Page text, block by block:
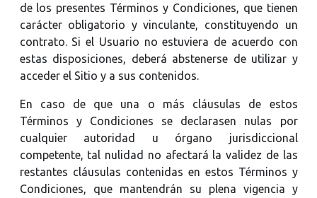
de los presentes Términos y Condiciones, que tienen
carácter obligatorio y vinculante, constituyendo un
contrato. Si el Usuario no estuviera de acuerdo con
estas disposiciones, deberá abstenerse de utilizar y
acceder el Sitio y a sus contenidos.
En caso de que una o más cláusulas de estos
Términos y Condiciones se declarasen nulas por
cualquier autoridad u órgano jurisdiccional
competente, tal nulidad no afectará la validez de las
restantes cláusulas contenidas en estos Términos y
Condiciones, que mantendrán su plena vigencia y